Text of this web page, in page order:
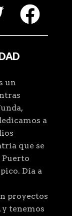
un
a
que se
Día a
proyectos
tenemos